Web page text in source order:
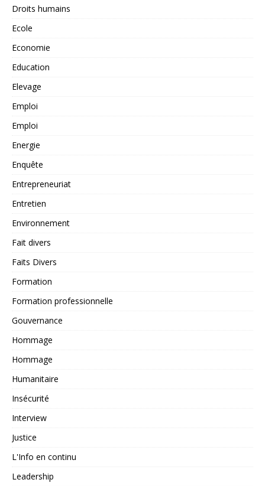
Droits humains
Ecole
Economie
Education
Elevage
Emploi
Emploi
Energie
Enquête
Entrepreneuriat
Entretien
Environnement
Fait divers
Faits Divers
Formation
Formation professionnelle
Gouvernance
Hommage
Hommage
Humanitaire
Insécurité
Interview
Justice
L'Info en continu
Leadership